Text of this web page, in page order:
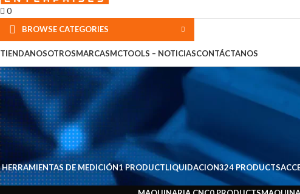
0
BROWSE CATEGORIES
TIENDANOSOTROSMARCASMCTOOLS – NOTICIASCONTÁCTANOS
HERRAMIENTAS DE MEDICIÓN1 PRODUCTLIQUIDACION324 PRODUCTS